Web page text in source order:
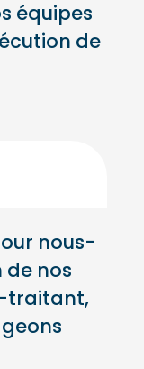
équipes
de
nous-
de nos
traitant,